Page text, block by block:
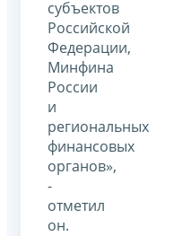
субъектов
Российской
Федерации,
Минфина
России
и
региональных
финансовых
органов»,
-
отметил
он.